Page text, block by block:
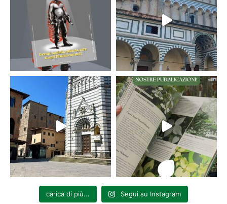
carica di più... Segui su Instagram